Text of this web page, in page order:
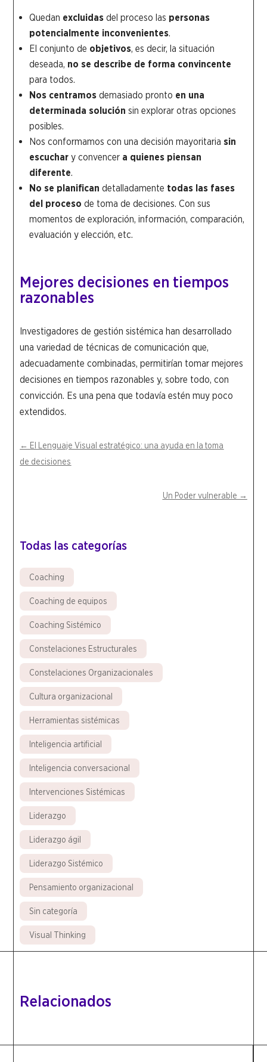
Quedan excluidas del proceso las personas
potencialmente inconvenientes.
El conjunto de objetivos, es decir, la situación
deseada, no se describe de forma convincente
para todos.
Nos centramos demasiado pronto en una
determinada solución sin explorar otras opciones
posibles.
Nos conformamos con una decisión mayoritariasin
escuchar y convencer a quienes piensan
diferente.
No se planifican detalladamente todas las fases
del proceso de toma de decisiones. Con sus
momentos de exploración, información, comparación,
evaluación y elección, etc.
Mejores decisiones en tiempos
razonables
Investigadores de gestión sistémica han desarrollado
una variedad de técnicas de comunicación que,
adecuadamente combinadas, permitirían tomar mejores
decisiones en tiempos razonables y, sobre todo, con
convicción. Es una pena que todavía estén muy poco
extendidos.
← El Lenguaje Visual estratégico: una ayuda en la toma
de decisiones
Un Poder vulnerable →
Todas las categorías
Coaching
Coaching de equipos
Coaching Sistémico
Constelaciones Estructurales
Constelaciones Organizacionales
Cultura organizacional
Herramientas sistémicas
Inteligencia artificial
Inteligencia conversacional
Intervenciones Sistémicas
Liderazgo
Liderazgo ágil
Liderazgo Sistémico
Pensamiento organizacional
Sin categoría
Visual Thinking
Relacionados